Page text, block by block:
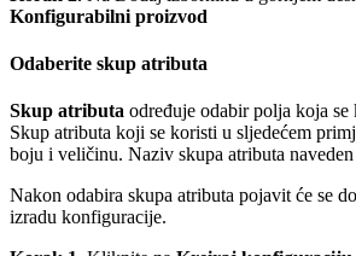
Konfigurabilni proizvod
Odaberite skup atributa
Skup atributa određuje odabir polja koja
Skup atributa koji se koristi u sljedećem
boju i veličinu. Naziv skupa atributa
Nakon odabira skupa atributa pojavit će se
izradu konfiguracije.